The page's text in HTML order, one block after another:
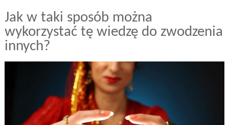
Jak w taki sposób można
wykorzystać tę wiedzę do zwodzenia
innych?